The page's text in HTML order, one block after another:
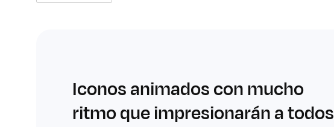
Iconos animados con mucho
ritmo que impresionarán a todos